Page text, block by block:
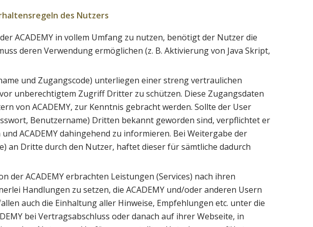
des Nutzers
ACADEMY in vollem Umfang zu nutzen, benötigt der Nutzer die
deren Verwendung ermöglichen (z. B. Aktivierung von Java Skript,
und Zugangscode) unterliegen einer streng vertraulichen
unberechtigtem Zugriff Dritter zu schützen. Diese Zugangsdaten
von ACADEMY, zur Kenntnis gebracht werden. Sollte der User
Benutzername) Dritten bekannt geworden sind, verpflichtet er
ACADEMY dahingehend zu informieren. Bei Weitergabe der
an Dritte durch den Nutzer, haftet dieser für sämtliche dadurch
der ACADEMY erbrachten Leistungen (Services) nach ihren
Handlungen zu setzen, die ACADEMY und/oder anderen Usern
auch die Einhaltung aller Hinweise, Empfehlungen etc. unter die
bei Vertragsabschluss oder danach auf ihrer Webseite, in